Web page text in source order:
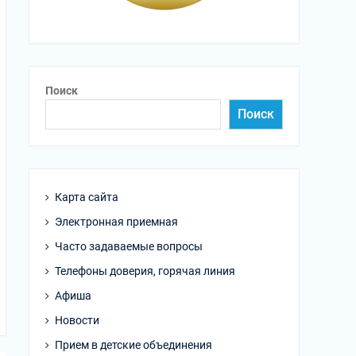
Поиск
Поиск
Карта сайта
Электронная приемная
Часто задаваемые вопросы
Телефоны доверия, горячая линия
Афиша
Новости
Прием в детские объединения